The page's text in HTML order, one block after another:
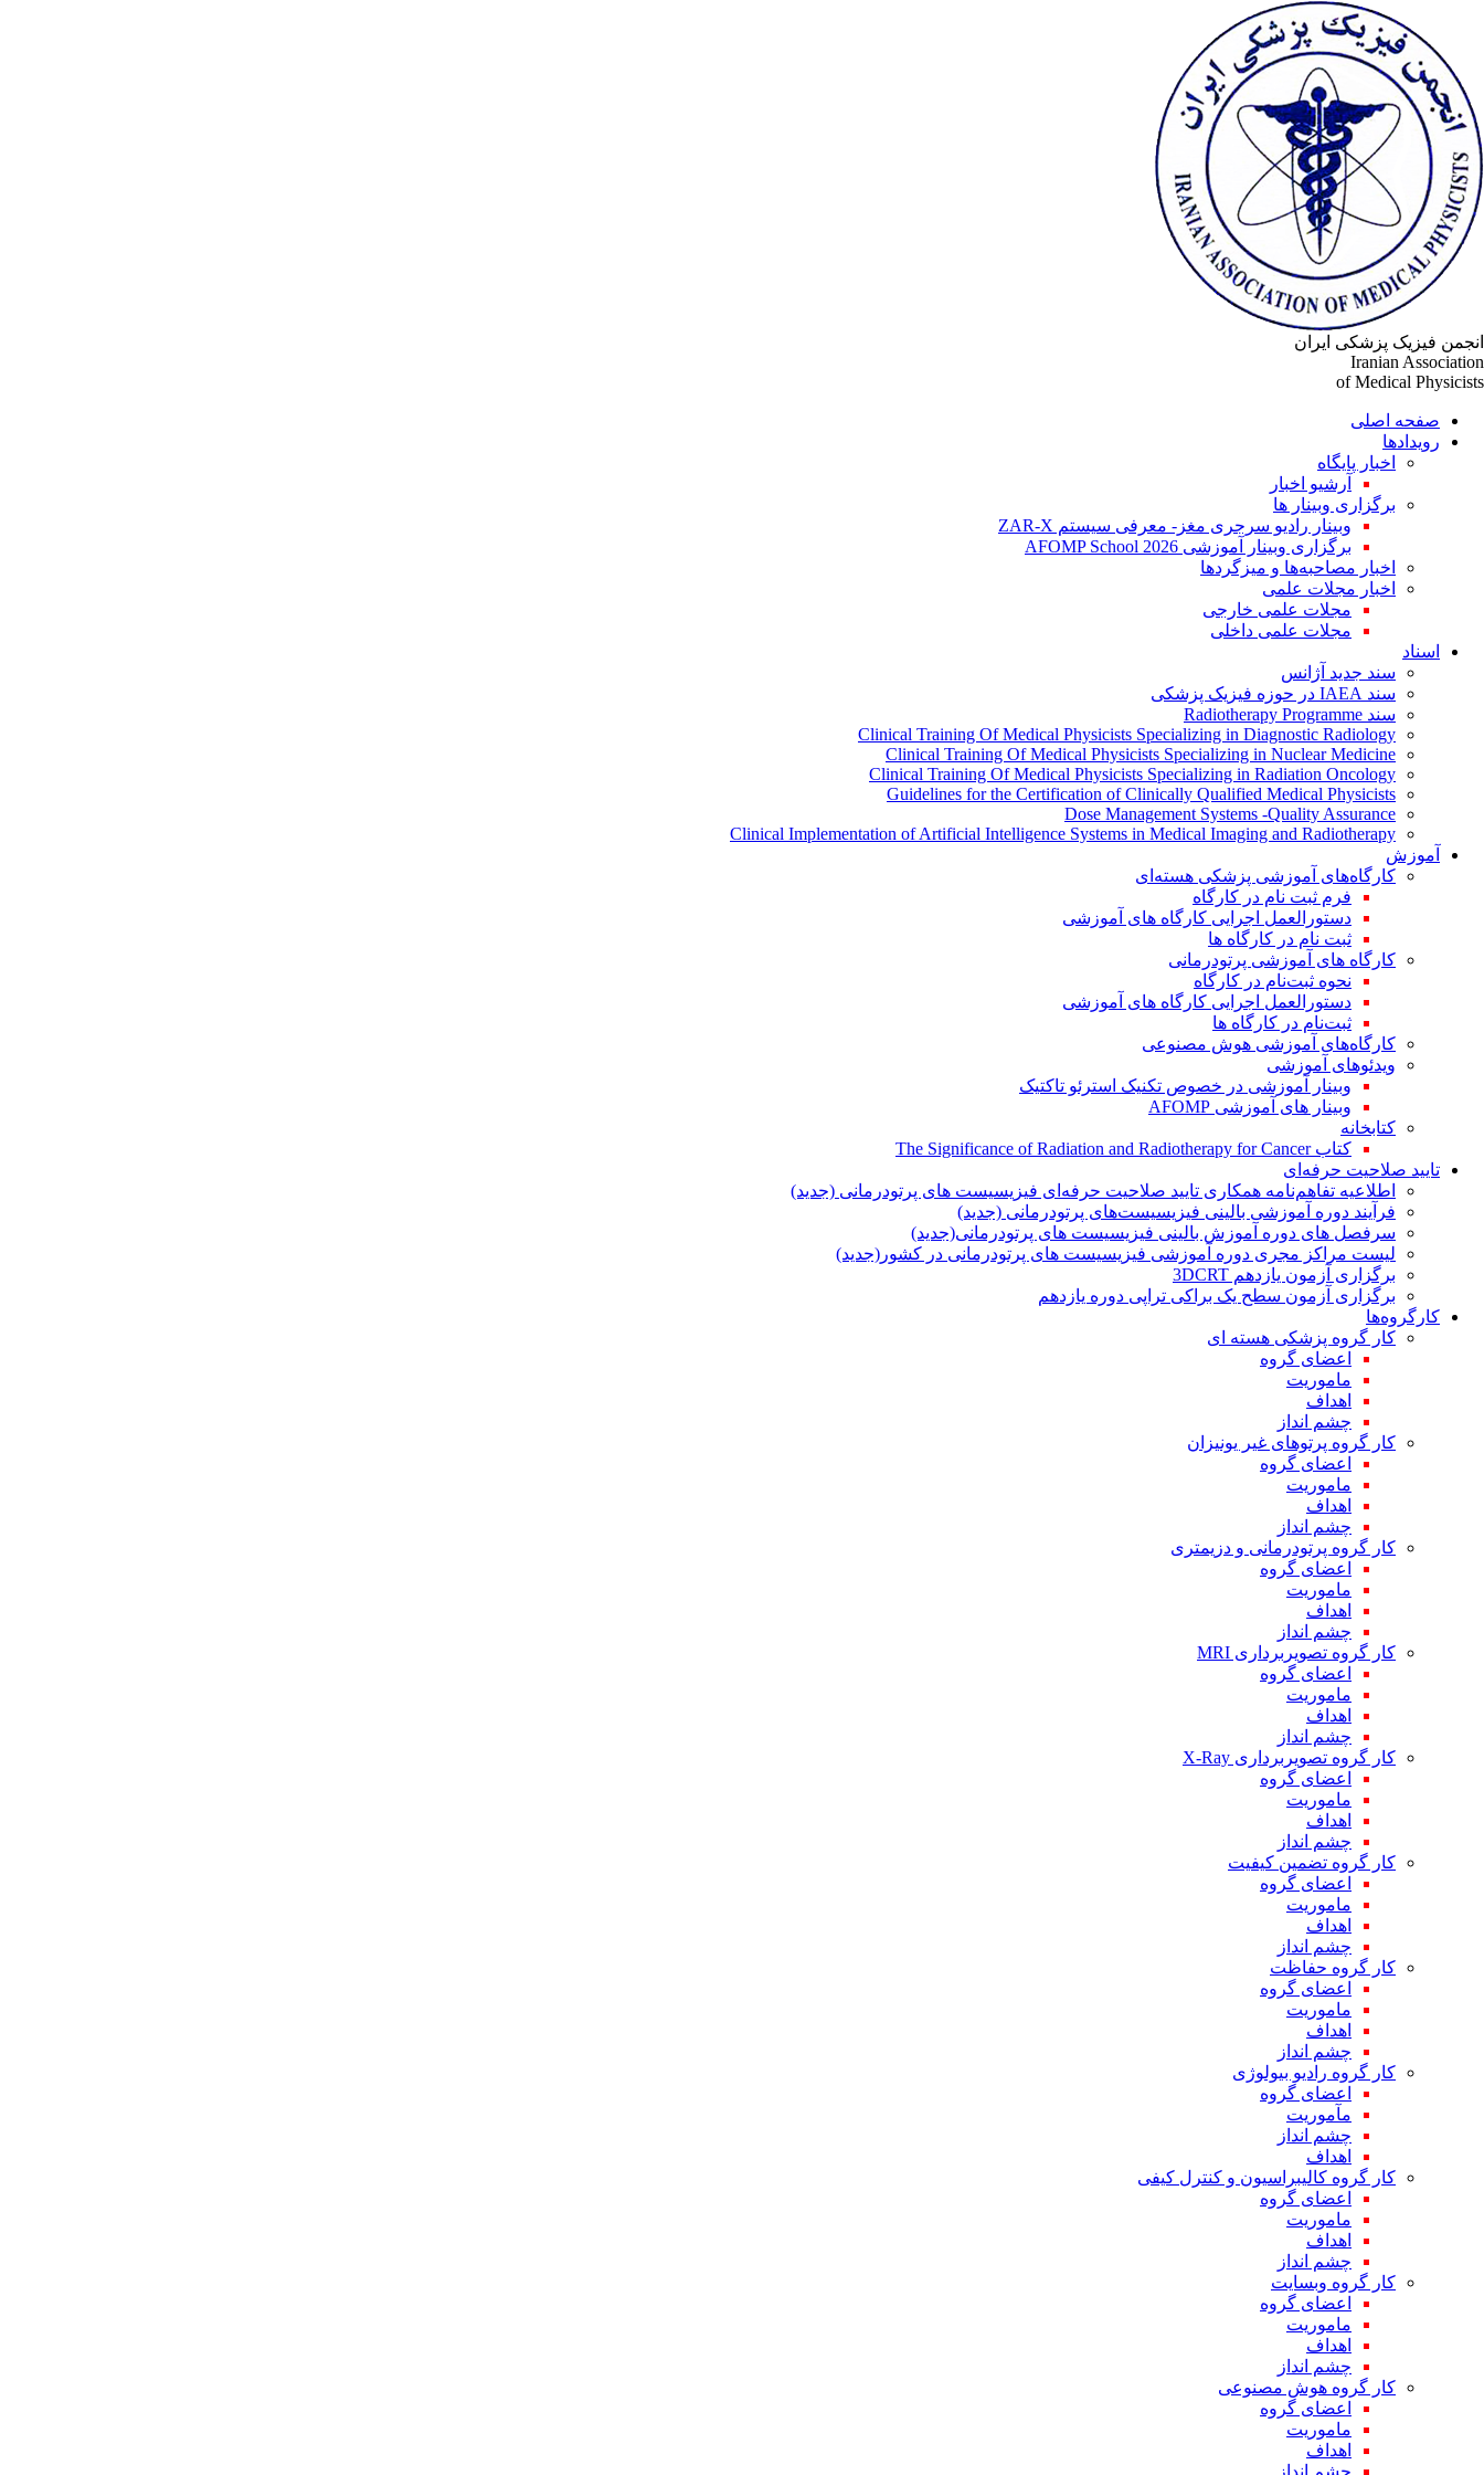
انجمن فیزیک پزشکی ایران
Iranian Association
of Medical Physicists
صفحه اصلی
رویدادها
اخبار پایگاه
آرشیو اخبار
برگزاری وبینار ها
وبینار رادیو سرجری مغز- معرفی سیستم ZAR-X
برگزاری وبینار آموزشی AFOMP School 2026
اخبار مصاحبه‌ها و میزگردها
اخبار مجلات علمی
مجلات علمی خارجی
مجلات علمی داخلی
اسناد
سند جدید آژانس
سند IAEA در حوزه فیزیک پزشکی
سند Radiotherapy Programme
Clinical Training Of Medical Physicists Specializing in Diagnostic Radiology
Clinical Training Of Medical Physicists Specializing in Nuclear Medicine
Clinical Training Of Medical Physicists Specializing in Radiation Oncology
Guidelines for the Certification of Clinically Qualified Medical Physicists
Dose Management Systems -Quality Assurance
Clinical Implementation of Artificial Intelligence Systems in Medical Imaging and Radiotherapy
آموزش
کارگاه‌های آموزشی پزشکی هسته‌ای
فرم ثبت نام در کارگاه
دستورالعمل اجرایی کارگاه های آموزشی
ثبت نام در کارگاه ها
کارگاه های آموزشی پرتودرمانی
نحوه ثبت‌نام در کارگاه
دستورالعمل اجرایی کارگاه های آموزشی
ثبت‌نام در کارگاه ها
کارگاه‌های آموزشی هوش مصنوعی
ویدئوهای آموزشی
وبینار آموزشی در خصوص تکنیک استرئو تاکتیک
وبینار های آموزشی AFOMP
کتابخانه
کتاب The Significance of Radiation and Radiotherapy for Cancer
تایید صلاحیت حرفه‌ای
اطلاعیه تفاهم‌نامه همکاری تایید صلاحیت حرفه‌ای فیزیسیست های پرتودرمانی (جدید)
فرآیند دوره آموزشی بالینی فیزیسیست‌های پرتودرمانی (جدید)
سرفصل های دوره آموزش بالینی فیزیسیست های پرتودرمانی(جدید)
لیست مراکز مجری دوره آموزشی فیزیسیست های پرتودرمانی در کشور(جدید)
برگزاری آزمون یازدهم 3DCRT
برگزاری آزمون سطح یک براکی تراپی دوره یازدهم
کارگروه‌ها
کار گروه پزشکی هسته ای
اعضای گروه
ماموریت
اهداف
چشم انداز
کار گروه پرتوهای غیر یونیزان
اعضای گروه
ماموریت
اهداف
چشم انداز
کار گروه پرتودرمانی و دزیمتری
اعضای گروه
ماموریت
اهداف
چشم انداز
کار گروه تصویربرداری MRI
اعضای گروه
ماموریت
اهداف
چشم انداز
کار گروه تصویربرداری X-Ray
اعضای گروه
ماموریت
اهداف
چشم انداز
کار گروه تضمین کیفیت
اعضای گروه
ماموریت
اهداف
چشم انداز
کار گروه حفاظت
اعضای گروه
ماموریت
اهداف
چشم انداز
کار گروه رادیو بیولوژی
اعضای گروه
مآموریت
چشم انداز
اهداف
کار گروه کالیبراسیون و کنترل کیفی
اعضای گروه
ماموریت
اهداف
چشم انداز
کار گروه وبسایت
اعضای گروه
ماموریت
اهداف
چشم انداز
کار گروه هوش مصنوعی
اعضای گروه
ماموریت
اهداف
چشم انداز